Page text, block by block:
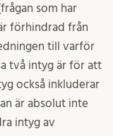
som har
förhindrad från
till varför
två intyg är för att
också inkluderar
är absolut inte
intyg av